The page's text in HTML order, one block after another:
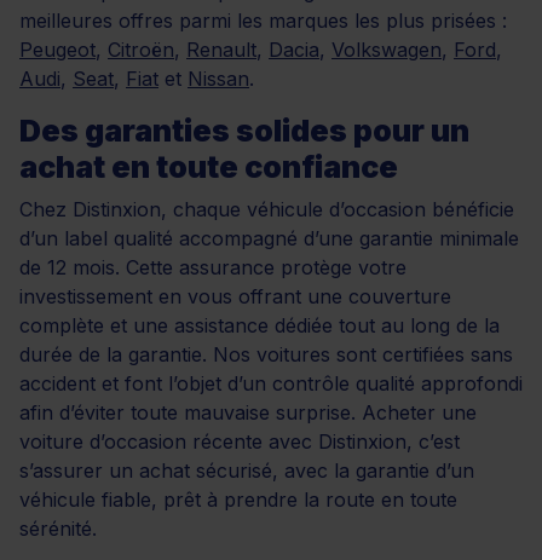
meilleures offres parmi les marques les plus prisées :
Peugeot, Citroën, Renault, Dacia, Volkswagen, Ford,
Audi, Seat, Fiat et Nissan.
Des garanties solides pour un
achat en toute confiance
Chez Distinxion, chaque véhicule d’occasion bénéficie
d’un label qualité accompagné d’une garantie minimale
de 12 mois. Cette assurance protège votre
investissement en vous offrant une couverture
complète et une assistance dédiée tout au long de la
durée de la garantie. Nos voitures sont certifiées sans
accident et font l’objet d’un contrôle qualité approfondi
afin d’éviter toute mauvaise surprise. Acheter une
voiture d’occasion récente avec Distinxion, c’est
s’assurer un achat sécurisé, avec la garantie d’un
véhicule fiable, prêt à prendre la route en toute
sérénité.